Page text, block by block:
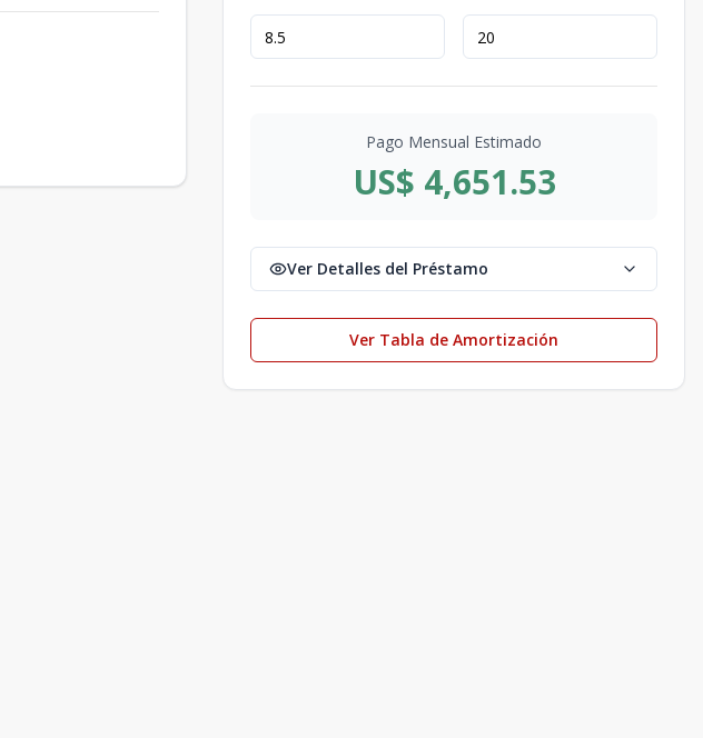
Pago Mensual Estimado
US$ 4,651.53
Ver Detalles del Préstamo
Ver Tabla de Amortización